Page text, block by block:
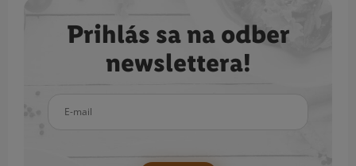
Prihlás sa na odber
newslettera!